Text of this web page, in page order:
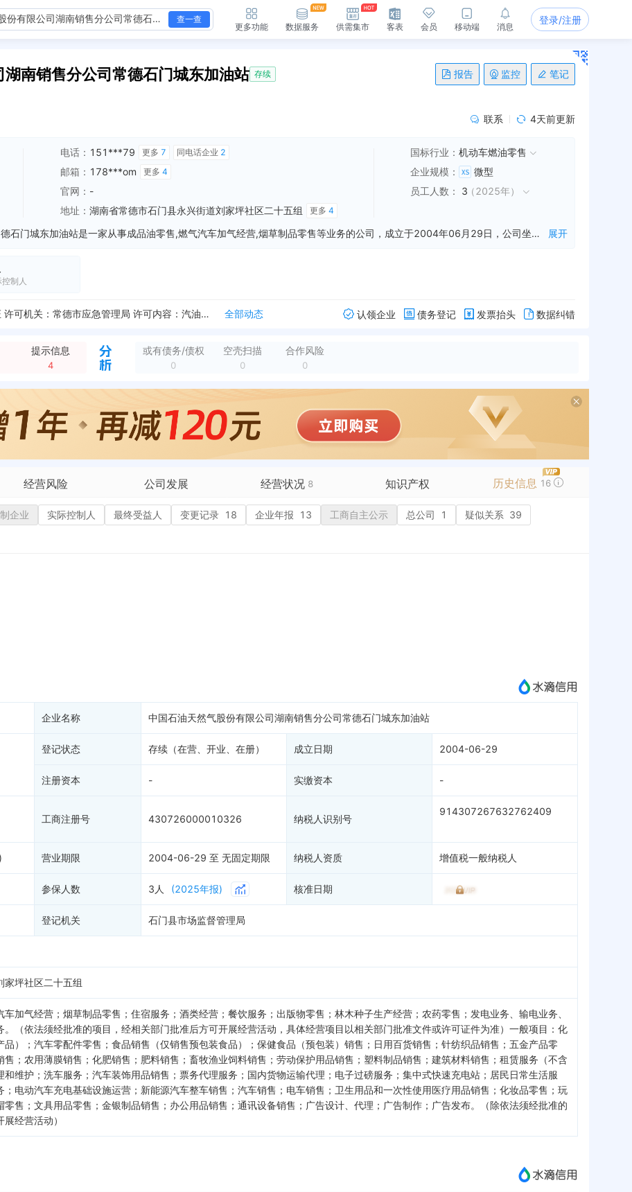
查一查
更多功能 数据服务 供需集市 客表 会员 移动端 消息
登录/注册
南销售分公司常德石门城东加油站 存续 报告 监控 笔记
联系 4天前更新
电话： 151***79 更多 7 同电话企业 2
邮箱： 178***om 更多 4
官网： -
地址： 湖南省常德市石门县永兴街道刘家坪社区二十五组 更多 4
国标行业： 机动车燃油零售
企业规模 ：
微型
员工人数 ： 3（2025年）
中国石油天然气股份有限公司湖南销售分公司常德石门城东加油站是一家从事成品油零售,燃气汽车加气经营,烟草制品零售等业务的公司，成立于2004年06月29日，公司坐落在湖南省，详细地址为：湖南省常德市石门县永兴街道刘家坪社区二十五组;经国家企业信用信息公示系统查询得知，中国石油天然气股份有限公司湖南销售分公司常德石门城东加油站的信用代码/税号为914307267632762409，企业的经营范围为:许可项目：成品油零售；燃气汽车加气经营；烟草制品零售；住宿服务；酒类经营；餐饮服务；出版物零售；林木种子生产经营；农药零售；发电业务、输电业务、供（配）电业务；保险代理业务。（依法须经批准的项目，经相关部门批准后方可开展经营活动，具体经营项目以相关部门批准文件或许可证件为准）一般项目：化工产品销售（不含许可类化工产品）；汽车零配件零售；食品销售（仅销售预包装食品）；保健食品（预包装）销售；日用百货销售；针纺织品销售；五金产品零售；家用电器销售；电子产品销售；农用薄膜销售；化肥销售；肥料销售；畜牧渔业饲料销售；劳动保护用品销售；塑料制品销售；建筑材料销售；租赁服务（不含许可类租赁服务）；机动车修理和维护；洗车服务；汽车装饰用品销售；票务代理服务；国内货物运输代理；电子过磅服务；集中式快速充电站；居民日常生活服务；新鲜水果零售；停车场服务；电动汽车充电基础设施运营；新能源汽车整车销售；汽车销售；电车销售；卫生用品和一次性使用医疗用品销售；化妆品零售；玩具、动漫及游艺用品销售；鞋帽零售；文具用品零售；金银制品销售；办公用品销售；通讯设备销售；广告设计、代理；广告制作；广告发布。（除依法须经批准的项目外，凭营业执照依法自主开展经营活动） 展开
制人
新增行政许可，许可名称：危险化学品经营许可证 许可机关：常德市应急管理局 许可内容：汽油、柴油。 有效期：2023-08-10至2026-08-09
全部动态
新增行政许可，许可名称：烟草零售许可证 许可机关：石门县烟草专卖局 许可内容：卷烟本店零售、雪茄烟本店零售 有效期：2019-04-04至2024-03-29
全部动态
全部动态
经营范围变更，变更前：汽油、柴油零售（有效期至2023年8月9日)；预包装食品批发兼零售；技术开发、管理、服务；加气站的投资建设、经营管理；销售润滑油及其...
全部动态
永兴街道刘家坪社区二十五组
永兴街道办事处刘家坪居委会二十五组
全部动态
居委会二十五组
全部动态
认领企业 债务登记 发票抬头 数据纠错
提示信息
4
或有债务/债权
0
空壳扫描
0
合作风险
0
经营风险 公司发展 经营状况 8 知识产权 历史信息 16
有债务债权
销备案
融资历史
招投标
信用评价
进出口信用
债券信息
地块公示
客户
商标信息
成为vip查看
企业 实际控制人 最终受益人 变更记录 18 企业年报 13 工商自主公示 总公司 1 疑似关系 39
企业名称 中国石油天然气股份有限公司湖南销售分公司常德石门城东加油站
登记状态 存续（在营、开业、在册） 成立日期 2004-06-29
注册资本 - 实缴资本 -
工商注册号 430726000010326 纳税人识别号
914307267632762409
营业期限 2004-06-29 至 无固定期限 纳税人资质 增值税一般纳税人
参保人数 3人 (2025年报) 核准日期
登记机关 石门县市场监督管理局
家坪社区二十五组
加气经营；烟草制品零售；住宿服务；酒类经营；餐饮服务；出版物零售；林木种子生产经营；农药零售；发电业务、输电业务、
（依法须经批准的项目，经相关部门批准后方可开展经营活动，具体经营项目以相关部门批准文件或许可证件为准）一般项目：化
品）；汽车零配件零售；食品销售（仅销售预包装食品）；保健食品（预包装）销售；日用百货销售；针纺织品销售；五金产品零
；农用薄膜销售；化肥销售；肥料销售；畜牧渔业饲料销售；劳动保护用品销售；塑料制品销售；建筑材料销售；租赁服务（不含
维护；洗车服务；汽车装饰用品销售；票务代理服务；国内货物运输代理；电子过磅服务；集中式快速充电站；居民日常生活服
电动汽车充电基础设施运营；新能源汽车整车销售；汽车销售；电车销售；卫生用品和一次性使用医疗用品销售；化妆品零售；玩
售；文具用品零售；金银制品销售；办公用品销售；通讯设备销售；广告设计、代理；广告制作；广告发布。（除依法须经批准的
经营活动）